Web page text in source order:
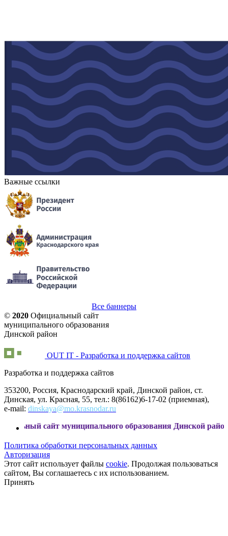
Важные ссылки
Все баннеры
© 2020 Официальный сайт
муниципального образования
Динской район
OUT IT - Разработка и поддержка сайтов
Разработка и поддержка сайтов
353200, Россия, Краснодарский край, Динской район, ст.
Динская, ул. Красная, 55, тел.: 8(86162)6-17-02 (приемная),
e-mail: dinskaya@mo.krasnodar.ru
муниципального образования Динской район
Политика обработки персональных данных
Авторизация
Этот сайт использует файлы cookie. Продолжая пользоваться
сайтом, Вы соглашаетесь с их использованием.
Принять